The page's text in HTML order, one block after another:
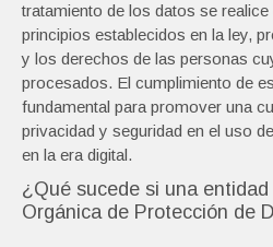
tratamiento de los datos se
principios establecidos en la ley,
y los derechos de las personas
procesados. El cumplimiento de
fundamental para promover una
privacidad y seguridad en el uso
en la era digital.
¿Qué sucede si una
Orgánica de Protección de